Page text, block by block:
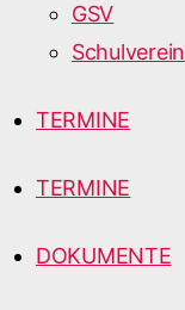
GSV
Schulverein
TERMINE
TERMINE
DOKUMENTE